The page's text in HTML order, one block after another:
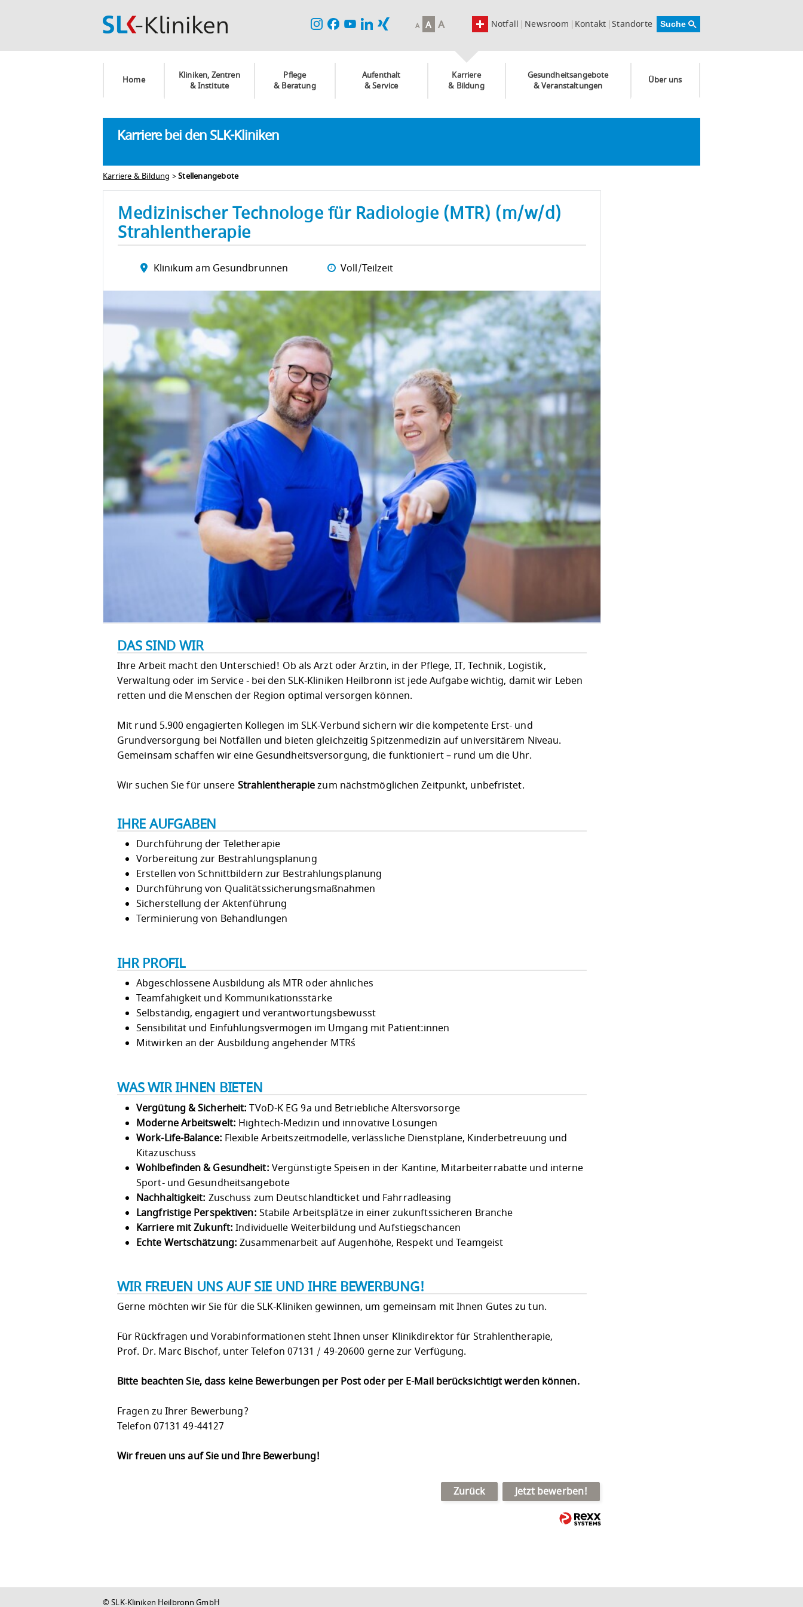
Newsroom Kontakt Standorte
Notfall
A A A
Home
Kliniken, Zentren
& Institute
Pflege
& Beratung
Aufenthalt
& Service
Karriere
& Bildung
Gesundheitsangebote
& Veranstaltungen
Über uns
Karriere bei den SLK-Kliniken
Karriere & Bildung >Stellenangebote
Medizinischer Technologe für Radiologie (MTR) (m/w/d)
Strahlentherapie
Klinikum am Gesundbrunnen Voll/Teilzeit
DAS SIND WIR
Ihre Arbeit macht den Unterschied! Ob als Arzt oder Ärztin, in der Pflege, IT, Technik, Logistik,
Verwaltung oder im Service - bei den SLK-Kliniken Heilbronn ist jede Aufgabe wichtig, damit wir Leben
retten und die Menschen der Region optimal versorgen können.
Mit rund 5.900 engagierten Kollegen im SLK-Verbund sichern wir die kompetente Erst- und
Grundversorgung bei Notfällen und bieten gleichzeitig Spitzenmedizin auf universitärem Niveau.
Gemeinsam schaffen wir eine Gesundheitsversorgung, die funktioniert – rund um die Uhr.
Wir suchen Sie für unsere Strahlentherapiezum nächstmöglichen Zeitpunkt, unbefristet.
IHRE AUFGABEN
Durchführung der Teletherapie
Vorbereitung zur Bestrahlungsplanung
Erstellen von Schnittbildern zur Bestrahlungsplanung
Durchführung von Qualitätssicherungsmaßnahmen
Sicherstellung der Aktenführung
Terminierung von Behandlungen
IHR PROFIL
Abgeschlossene Ausbildung als MTR oder ähnliches
Teamfähigkeit und Kommunikationsstärke
Selbständig, engagiert und verantwortungsbewusst
Sensibilität und Einfühlungsvermögen im Umgang mit Patient:innen
Mitwirken an der Ausbildung angehender MTR´s
WAS WIR IHNEN BIETEN
Vergütung & Sicherheit: TVöD-K EG 9a und Betriebliche Altersvorsorge
Moderne Arbeitswelt: Hightech-Medizin und innovative Lösungen
Work-Life-Balance: Flexible Arbeitszeitmodelle, verlässliche Dienstpläne, Kinderbetreuung und
Kitazuschuss
Wohlbefinden & Gesundheit: Vergünstigte Speisen in der Kantine, Mitarbeiterrabatte und interne
Sport- und Gesundheitsangebote
Nachhaltigkeit: Zuschuss zum Deutschlandticket und Fahrradleasing
Langfristige Perspektiven: Stabile Arbeitsplätze in einer zukunftssicheren Branche
Karriere mit Zukunft: Individuelle Weiterbildung und Aufstiegschancen
Echte Wertschätzung: Zusammenarbeit auf Augenhöhe, Respekt und Teamgeist
WIR FREUEN UNS AUF SIE UND IHRE BEWERBUNG!
Gerne möchten wir Sie für die SLK-Kliniken gewinnen, um gemeinsam mit Ihnen Gutes zu tun.
Für Rückfragen und Vorabinformationen steht Ihnen unser Klinikdirektor für Strahlentherapie,
Prof. Dr. Marc Bischof, unter Telefon 07131 / 49-20600 gerne zur Verfügung.
Bitte beachten Sie, dass keine Bewerbungen per Post oder per E-Mail berücksichtigt werden können.
Fragen zu Ihrer Bewerbung?
Telefon 07131 49-44127
Wir freuen uns auf Sie und Ihre Bewerbung!
Zurück Jetzt bewerben!
© SLK-Kliniken Heilbronn GmbH